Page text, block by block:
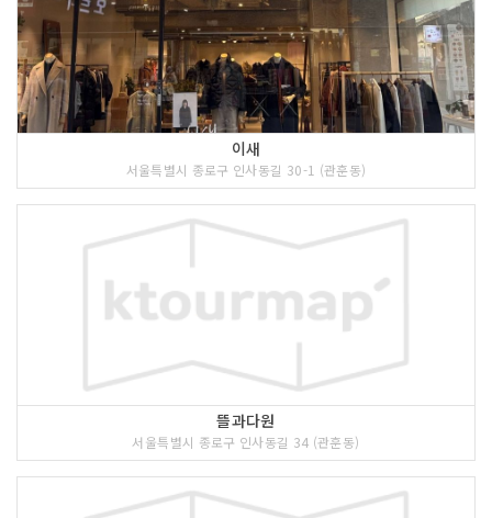
이새
서울특별시 종로구 인사동길 30-1 (관훈동)
뜰과다원
서울특별시 종로구 인사동길 34 (관훈동)